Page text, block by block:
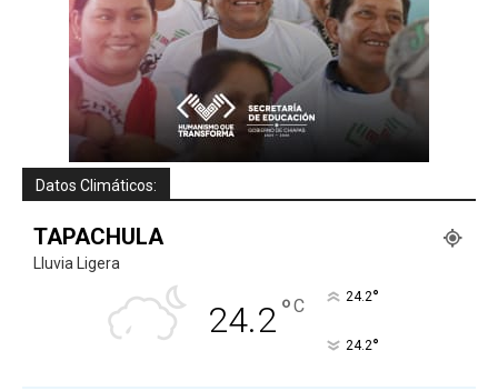
Datos Climáticos:
TAPACHULA
Lluvia Ligera
24.2°C 24.2°
24.2°